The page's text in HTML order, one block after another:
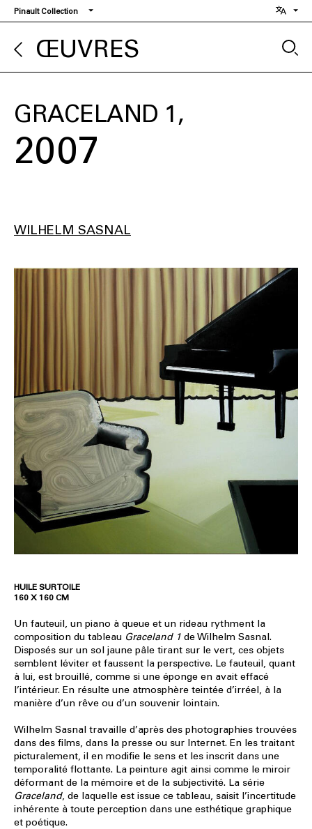
Aller
au
contenu
principal
Pinault Collection
ŒUVRES
GRACELAND 1
2007
WILHELM SASNAL
HUILE SUR TOILE
160 X 160 CM
Un fauteuil, un piano à queue et un rideau rythment la
composition du tableau Graceland 1 de Wilhelm Sasnal.
Disposés sur un sol jaune pâle tirant sur le vert, ces objets
semblent léviter et faussent la perspective. Le fauteuil, quant
à lui, est brouillé, comme si une éponge en avait effacé
l’intérieur. En résulte une atmosphère teintée d’irréel, à la
manière d’un rêve ou d’un souvenir lointain.
Wilhelm Sasnal travaille d’après des photographies trouvées
dans des films, dans la presse ou sur Internet. En les traitant
picturalement, il en modifie le sens et les inscrit dans une
temporalité flottante. La peinture agit ainsi comme le miroir
déformant de la mémoire et de la subjectivité. La série
Graceland, de laquelle est issue ce tableau, saisit l’incertitude
inhérente à toute perception dans une esthétique graphique
et poétique.